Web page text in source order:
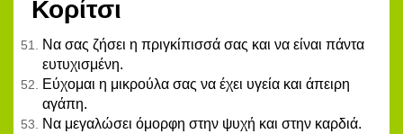
Κορίτσι
Να σας ζήσει η πριγκίπισσά σας και να είναι πάντα
ευτυχισμένη.
Εύχομαι η μικρούλα σας να έχει υγεία και άπειρη
αγάπη.
Να μεγαλώσει όμορφη στην ψυχή και στην καρδιά.